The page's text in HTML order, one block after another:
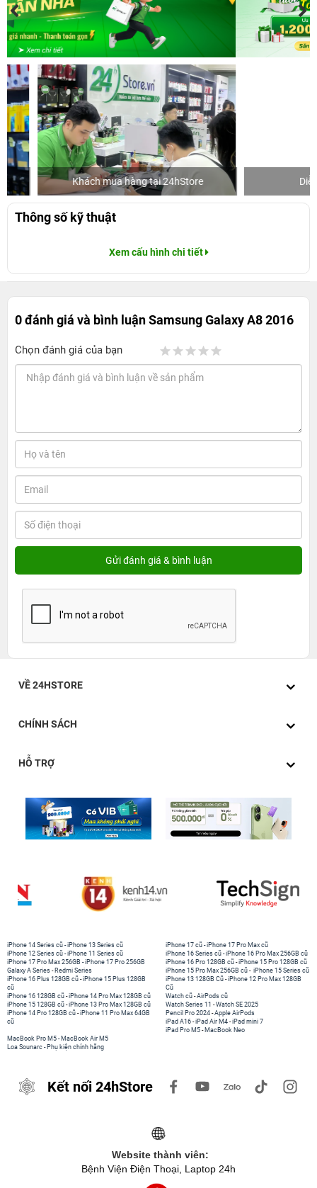
Khách mua hàng tại 24hStore Diễn viên
Thông số kỹ thuật
Xem cấu hình chi tiết
0 đánh giá và bình luậnSamsung Galaxy A8 2016
Chọn đánh giá của bạn
VỀ 24HSTORE
CHÍNH SÁCH
HỖ TRỢ
iPhone 14 Series cũ -iPhone 13 Series cũ
iPhone 12 Series cũ -iPhone 11 Series cũ
iPhone 17 Pro Max 256GB -iPhone 17 Pro 256GB
Galaxy A Series - Redmi Series
iPhone 17 cũ -iPhone 17 Pro Max cũ
iPhone 16 Series cũ - iPhone 16 Pro Max 256GB cũ
iPhone 16 Pro 128GB cũ -iPhone 15 Pro 128GB cũ
iPhone 15 Pro Max 256GB cũ - iPhone 15 Series cũ
iPhone 16 Plus 128GB cũ -iPhone 15 Plus 128GB
cũ
iPhone 16 128GB cũ -iPhone 14 Pro Max 128GB cũ
iPhone 15 128GB cũ -iPhone 13 Pro Max 128GB cũ
iPhone 14 Pro 128GB cũ -iPhone 11 Pro Max 64GB
cũ
iPhone 13 128GB Cũ -iPhone 12 Pro Max 128GB
Cũ
Watch cũ -AirPods cũ
Watch Series 11 -Watch SE 2025
Pencil Pro 2024 -Apple AirPods
iPad A16 -iPad Air M4 -iPad mini 7
iPad Pro M5 - MacBook Neo
MacBook Pro M5 - MacBook Air M5
Loa Sounarc - Phụ kiện chính hãng
Kết nối 24hStore
Website thành viên:
Bệnh Viện Điện Thoại, Laptop 24h